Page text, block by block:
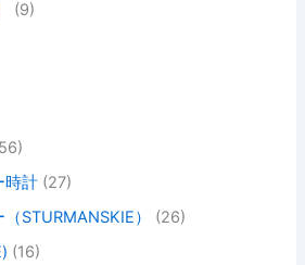
(9)
時計 (27)
STURMANSKIE）
(26)
(16)